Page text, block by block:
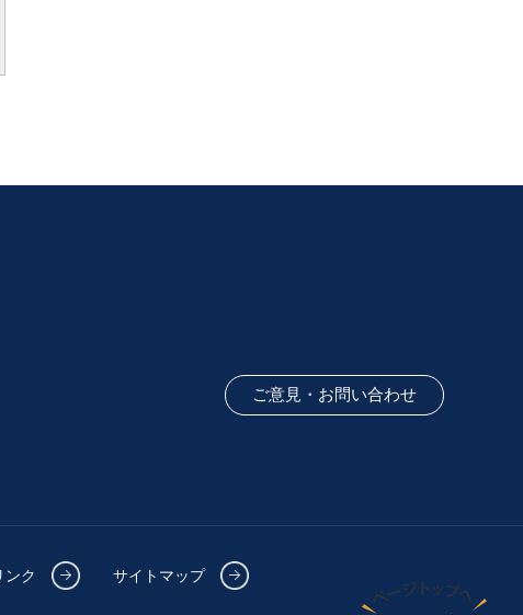
ご意見・お問い合わせ
ンク サイトマップ